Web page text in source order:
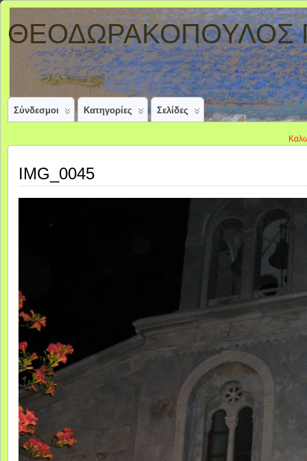
ΘΕΟΔΩΡΑΚΟΠΟΥΛΟΣ
Σύνδεσμοι Κατηγορίες Σελίδες
Καλωσήρθατε
IMG_0045